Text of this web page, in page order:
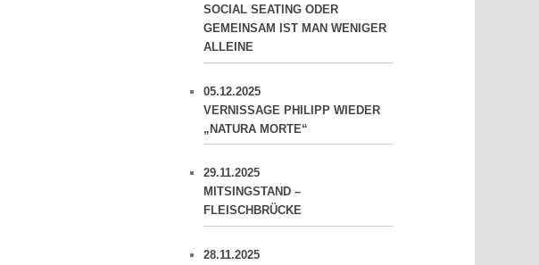
SOCIAL SEATING ODER
GEMEINSAM IST MAN WENIGER
ALLEINE
05.12.2025
VERNISSAGE PHILIPP WIEDER
„NATURA MORTE“
29.11.2025
MITSINGSTAND –
FLEISCHBRÜCKE
28.11.2025